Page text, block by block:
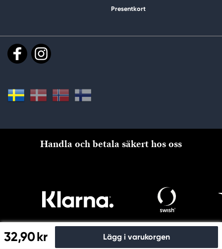
32,90 kr Lägg i varukorgen
Presentkort
Handla och betala säkert hos oss